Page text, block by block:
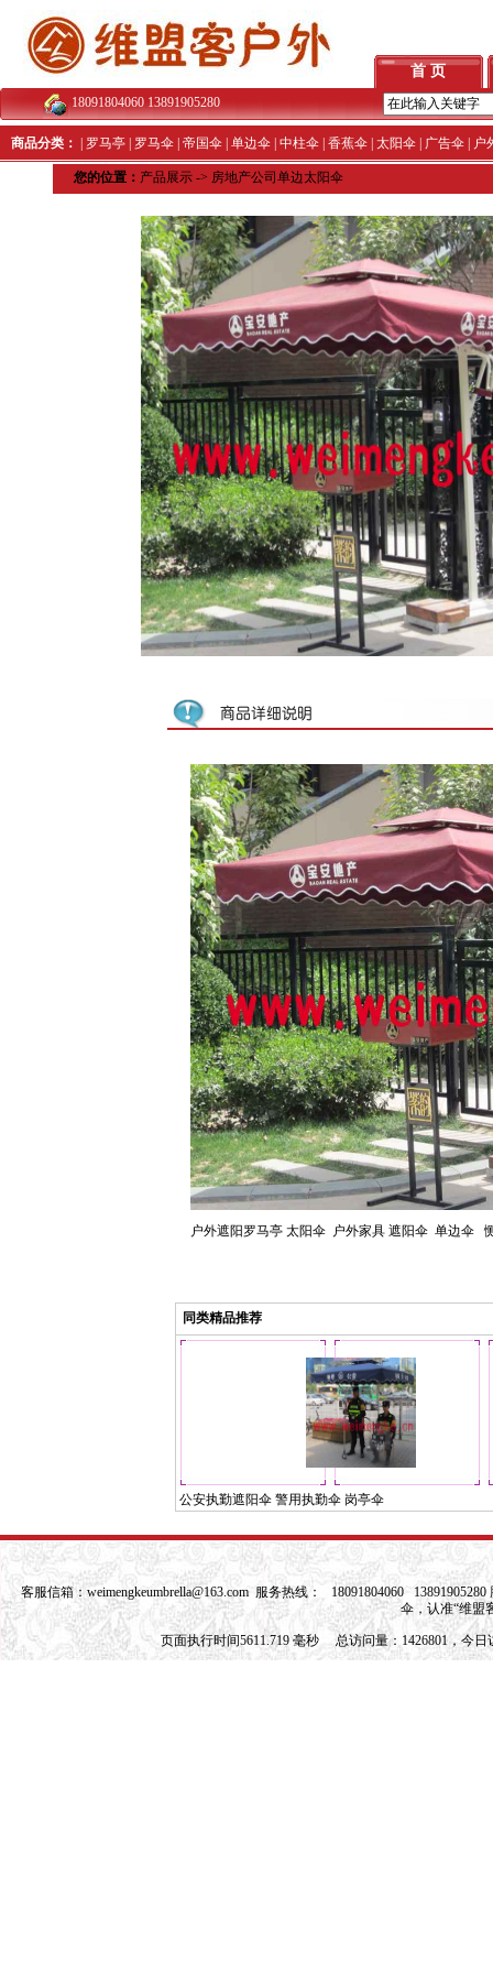
首 页
18091804060 13891905280
商品分类： 罗马亭 罗马伞 帝国伞 单边伞 中柱伞 香蕉伞 太阳伞 广告伞 户
您的位置： 产品展示 -> 房地产公司单边太阳伞
户外遮阳罗马亭 太阳伞 户外家具 遮阳伞 单边伞
同类精品推荐
公安执勤遮阳伞 警用执勤伞 岗亭伞
客服信箱： weimengkeumbrella@163.com 服务热线： 18091804060
伞，认准“维
页面执行时间5611.719 毫秒 总访问量：1426801，今日